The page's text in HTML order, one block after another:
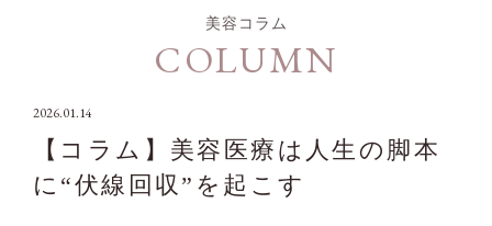
美容コラム
COLUMN
2026.01.14
【コラム】美容医療は人生の脚本
に“伏線回収”を起こす